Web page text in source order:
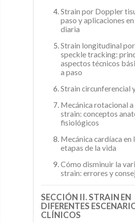
Strain por Doppler
paso y aplicaciones
diaria
Strain longitudinal
speckle tracking:
aspectos técnicos
a paso
Strain circunferencial
Mecánica rotacional
strain: conceptos
fisiológicos
Mecánica cardíaca en
etapas de la vida
Cómo disminuir la
strain: errores y
SECCIÓN II. STRAIN EN
DIFERENTES
CLÍNICOS